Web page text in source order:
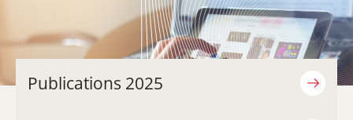
Publications 2025